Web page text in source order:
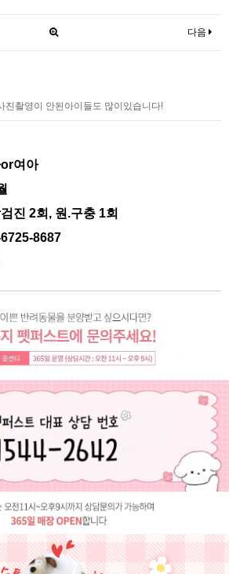
다음
진촬영이 안된아이들도 많이있습니다!
여아
진 2회, 원.구충 1회
8687